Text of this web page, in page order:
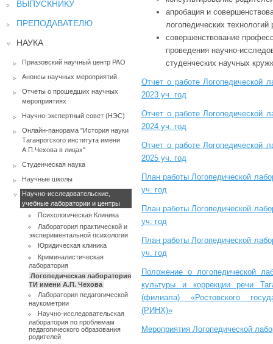
ВЫПУСКНИКУ
ПРЕПОДАВАТЕЛЮ
НАУКА
Приазовский научный центр РАО
Анонсы научных мероприятий
Отчеты о прошедших научных
мероприятиях
Научно-экспертный совет (НЭС)
Онлайн-панорама "История науки
Таганрогского института имени
А.П.Чехова в лицах"
Студенческая наука
Научные школы
Научно-исследовательские,
учебные лаборатории и центры
Психологическая Клиника
Лаборатория практической и
экспериментальной психологии
Юридическая клиника
Криминалистическая
лаборатория
Логопедическая лаборатория
ТИ имени А.П. Чехова
Лаборатория педагогической
наукометрии
Научно-исследовательская
лаборатория по проблемам
педагогического образования
родителей
апробация и
логопедических
совершенствование
проведения научно-
студенческих научных
Отчет о работе Логопедической
2023 уч. год
Отчет о работе Логопедической
2024 уч. год
Отчет о работе Логопедической
2025 уч. год
План работы Логопедической
уч. год
План работы Логопедической
уч. год
План работы Логопедической
уч. год
Положение о логопедической
культуры и коррекции речи
(филиала) «Ростовского
(РИНХ)»
Мероприятия Логопедической